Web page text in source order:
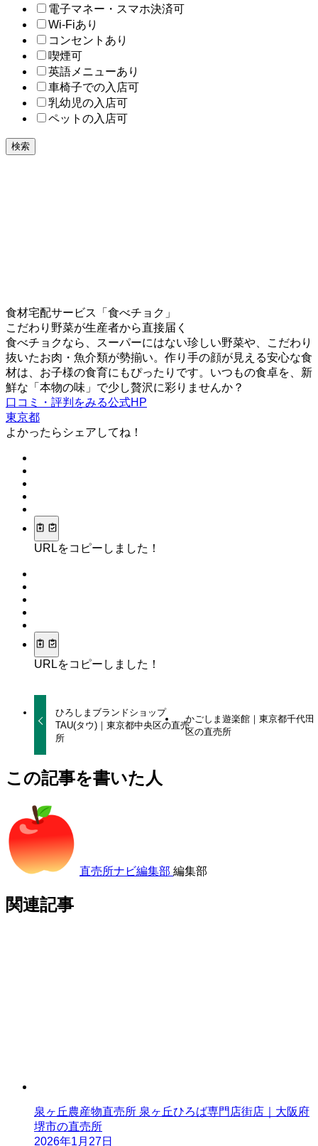
電子マネー・スマホ決済可
Wi-Fiあり
コンセントあり
喫煙可
英語メニューあり
車椅子での入店可
乳幼児の入店可
ペットの入店可
検索
食材宅配サービス「食べチョク」
こだわり野菜が生産者から直接届く
食べチョクなら、スーパーにはない珍しい野菜や、こだわり
抜いたお肉・魚介類が勢揃い。作り手の顔が見える安心な食
材は、お子様の食育にもぴったりです。いつもの食卓を、新
鮮な「本物の味」で少し贅沢に彩りませんか？
口コミ・評判をみる公式HP
東京都
よかったらシェアしてね！
URLをコピーしました！
URLをコピーしました！
ひろしまブランドショップ
TAU(タウ)｜東京都中央区の直売
所
かごしま遊楽館｜東京都千代田
区の直売所
この記事を書いた人
直売所ナビ編集部 編集部
関連記事
泉ヶ丘農産物直売所 泉ヶ丘ひろば専門店街店｜大阪府
堺市の直売所
2026年1月27日